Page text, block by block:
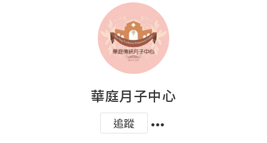
華庭月子中心
追蹤